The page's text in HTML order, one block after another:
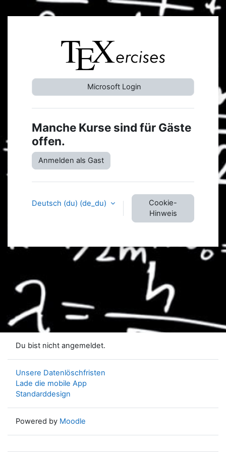
Zum Hauptinhalt
Anmelden bei
Microsoft Login
Manche Kurse sind für Gäste
offen.
Anmelden als Gast
Deutsch (du) ‎(de_du)‎
Cookie-
Hinweis
Du bist nicht angemeldet.
Unsere Datenlöschfristen
Lade die mobile App
Standarddesign
Powered by Moodle